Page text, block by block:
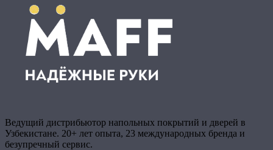
Ведущий дистрибьютор напольных покрытий и дверей в
Узбекистане. 20+ лет опыта, 23 международных бренда и
безупречный сервис.